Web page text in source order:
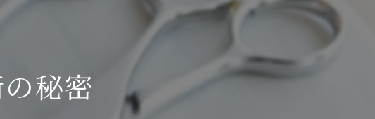
カット
ブリーチ
秘密